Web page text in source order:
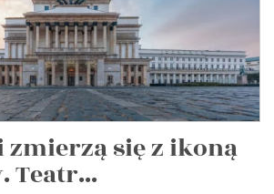
się z ikoną
Teatr...